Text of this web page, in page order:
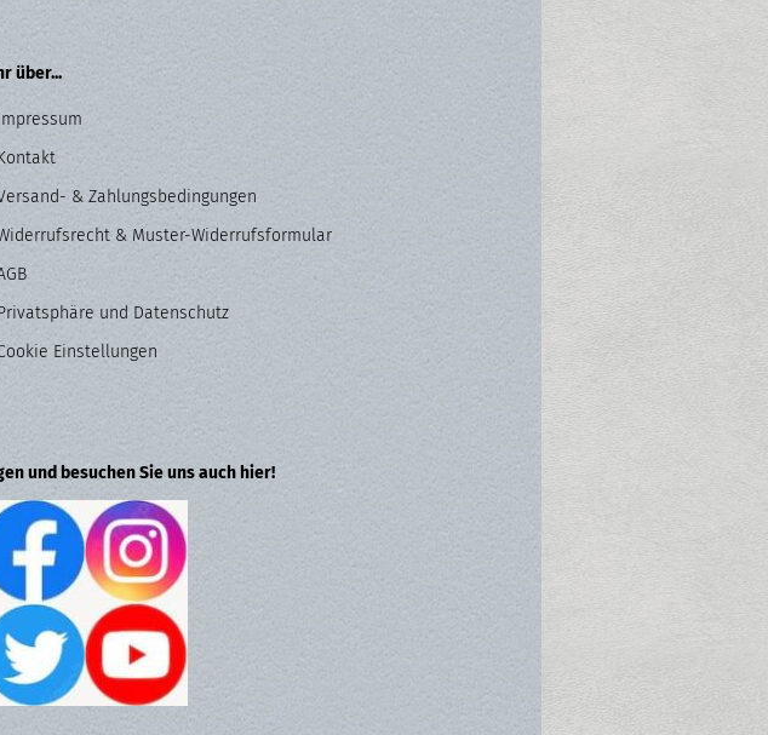
über...
& Zahlungsbedingungen
& Muster-Widerrufsformular
und Datenschutz
Einstellungen
und besuchen Sie uns auch hier!